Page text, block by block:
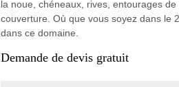
la noue, chéneaux, rives, entourages
couverture. Où que vous soyez dans le
dans ce domaine.
Demande de devis gratuit